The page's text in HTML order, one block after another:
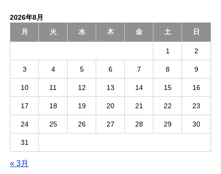
2026年8月
月
火 水 木 金 土 日
1 2
3 4 5 6 7 8 9
10 11 12 13 14 15 16
17 18 19 20 21 22 23
24 25 26 27 28 29 30
31
« 3月